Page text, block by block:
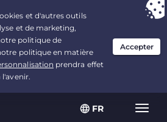
FR
:L'offre la plus avantageuse
ans à $2.19/mois